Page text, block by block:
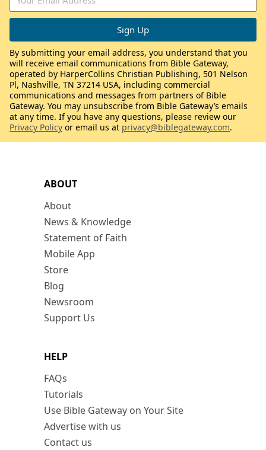
ABOUT
About
News & Knowledge
Statement of Faith
Mobile App
Store
Blog
Newsroom
Support Us
HELP
FAQs
Tutorials
Use Bible Gateway on Your Site
Advertise with us
Contact us
By submitting your email address, you understand that you
will receive email communications from Bible Gateway,
operated by HarperCollins Christian Publishing, 501 Nelson
Pl, Nashville, TN 37214 USA, including commercial
communications and messages from partners of Bible
Gateway. You may unsubscribe from Bible Gateway’s emails
at any time. If you have any questions, please review our
Privacy Policy or email us at privacy@biblegateway.com.